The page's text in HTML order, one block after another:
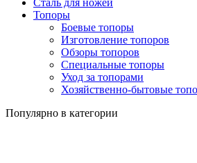
Сталь для ножей
Топоры
Боевые топоры
Изготовление топоров
Обзоры топоров
Специальные топоры
Уход за топорами
Хозяйственно-бытовые
Популярно в категории